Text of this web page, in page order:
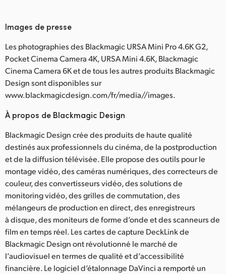
Images de presse
Les photographies des Blackmagic URSA Mini Pro 4.6K G2,
Pocket Cinema Camera 4K, URSA Mini 4.6K, Blackmagic
Cinema Camera 6K et de tous les autres produits Blackmagic
Design sont disponibles sur
www.blackmagicdesign.com/fr/media//images.
À propos de Blackmagic Design
Blackmagic Design crée des produits de haute qualité
destinés aux professionnels du cinéma, de la postproduction
et de la diffusion télévisée. Elle propose des outils pour le
montage vidéo, des caméras numériques, des correcteurs de
couleur, des convertisseurs vidéo, des solutions de
monitoring vidéo, des grilles de commutation, des
mélangeurs de production en direct, des enregistreurs
à disque, des moniteurs de forme d’onde et des scanneurs de
film en temps réel. Les cartes de capture DeckLink de
Blackmagic Design ont révolutionné le marché de
l’audiovisuel en termes de qualité et d’accessibilité
financière. Le logiciel d’étalonnage DaVinci a remporté un